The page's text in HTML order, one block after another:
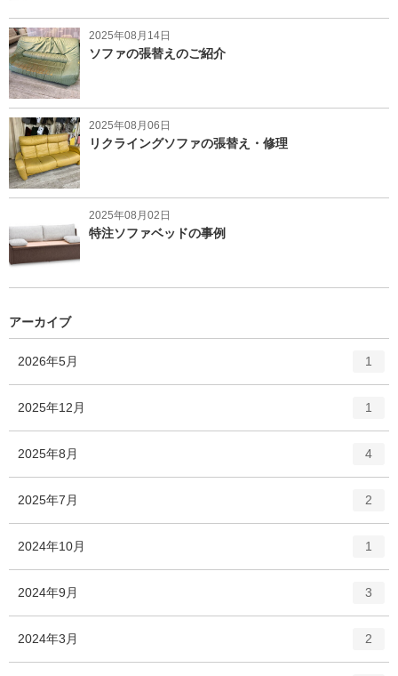
2025年08月14日
ソファの張替えのご紹介
2025年08月06日
リクライングソファの張替え・修理
2025年08月02日
特注ソファベッドの事例
アーカイブ
2026年5月
リ
ー
1
2025年12月
ー
1
2025年8月
ー
数
4
2025年7月
リ
ー
2
2024年10月
ー
1
2024年9月
ー
3
2024年3月 2